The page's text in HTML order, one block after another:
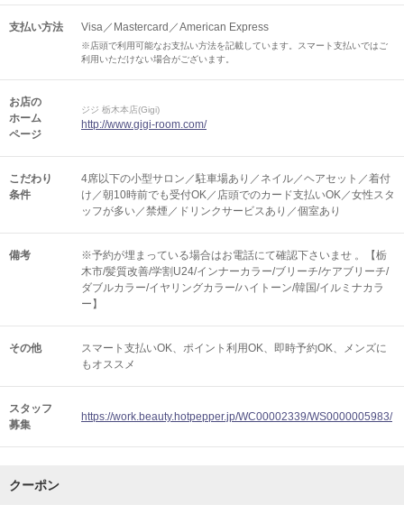
支払い方法 Visa／Mastercard／American Express
※店頭で利用可能なお支払い方法を記載しています。スマート支払いではご
利用いただけない場合がございます。
お店の
ホーム
ページ
ジジ 栃木本店(Gigi)
http://www.gigi-room.com/
こだわり
条件
4席以下の小型サロン／駐車場あり／ネイル／ヘアセット／着付
け／朝10時前でも受付OK／店頭でのカード支払いOK／女性スタ
ッフが多い／禁煙／ドリンクサービスあり／個室あり
備考
※予約が埋まっている場合はお電話にて確認下さいませ 。【栃
木市/髪質改善/学割U24/インナーカラー/ブリーチ/ケアブリーチ/
ダブルカラー/イヤリングカラー/ハイトーン/韓国/イルミナカラ
ー】
その他 スマート支払いOK ポイント利用OK 即時予約OK
メンズに
もオススメ
スタッフ
募集
https://work.beauty.hotpepper.jp/WC00002339/WS0000005983/
クーポン